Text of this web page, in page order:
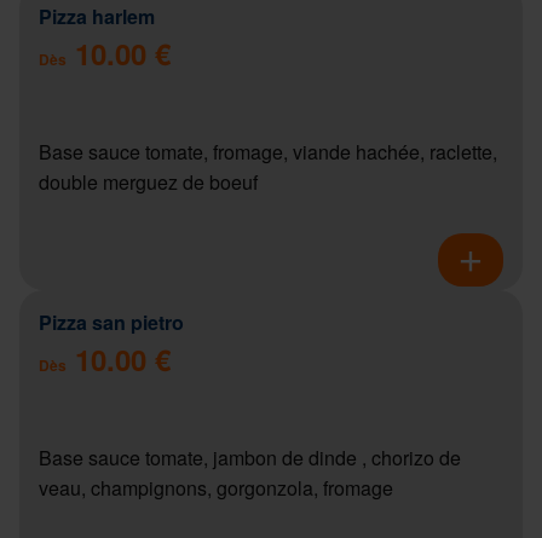
Pizza harlem
Dès 10.00 €
Base sauce tomate, fromage, viande hachée, raclette,
double merguez de boeuf
Pizza san pietro
Dès 10.00 €
Base sauce tomate, jambon de dinde , chorizo de
veau, champignons, gorgonzola, fromage